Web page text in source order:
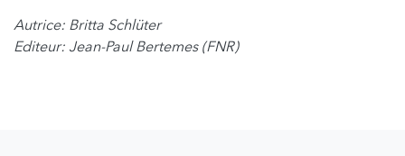
Autrice: Britta Schlüter
Editeur: Jean-Paul Bertemes (FNR)